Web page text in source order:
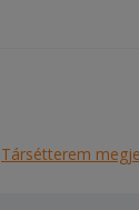
Társétterem